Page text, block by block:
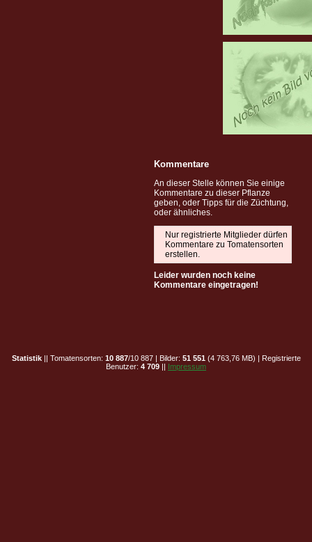
Kommentare
An dieser Stelle können Sie einige
Kommentare zu dieser Pflanze
geben, oder Tipps für die Züchtung,
oder ähnliches.
Nur registrierte Mitglieder dürfen
Kommentare zu Tomatensorten
erstellen.
Leider wurden noch keine
Kommentare eingetragen!
Statistik|| Tomatensorten: 10 887/10 887 | Bilder: 51 551 (4 763,76 MB) | Registrierte
Benutzer: 4 709 || Impressum